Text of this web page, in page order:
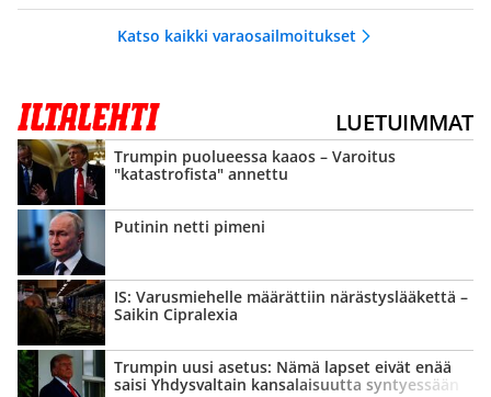
Katso kaikki varaosailmoitukset
LUETUIMMAT
Trumpin puolueessa kaaos – Varoitus
"katastrofista" annettu
Putinin netti pimeni
IS: Varusmiehelle määrättiin närästys­lääkettä –
Saikin Cipralexia
Trumpin uusi asetus: Nämä lapset eivät enää
saisi Yhdysvaltain kansalaisuutta syntyessään